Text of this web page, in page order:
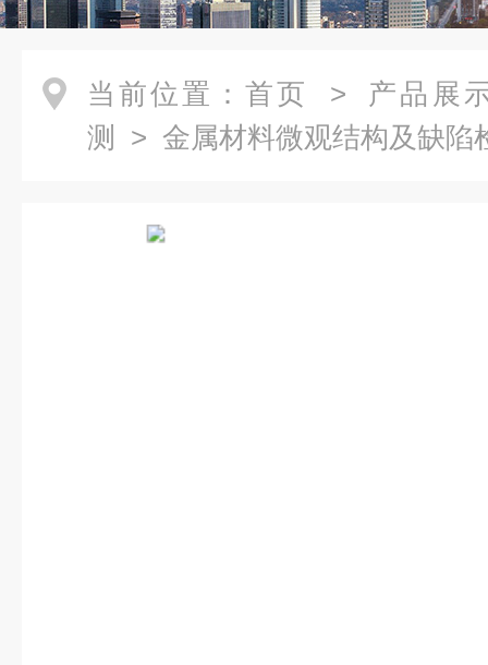
当前位置： 首页 > 产品展
测
> 金属材料微观结构及缺陷